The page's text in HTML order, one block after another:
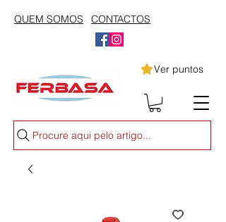
QUEM SOMOS CONTACTOS
Ver puntos
Procure aqui pelo artigo...